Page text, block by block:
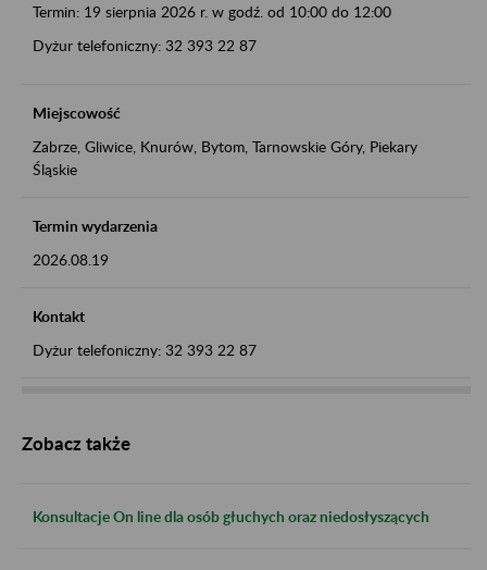
Termin: 19 sierpnia 2026 r. w godź. od 10:00 do 12:00
Dyżur telefoniczny: 32 393 22 87
Miejscowość
Zabrze, Gliwice, Knurów, Bytom, Tarnowskie Góry, Piekary
Śląskie
Termin wydarzenia
2026.08.19
Kontakt
Dyżur telefoniczny: 32 393 22 87
Zobacz także
Konsultacje On line dla osób głuchych oraz niedosłyszących